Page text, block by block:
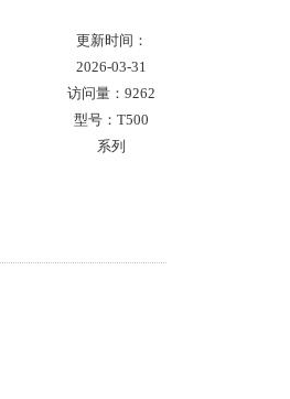
更新时间：
2026-03-31
访问量：9262
型号：T500
系列